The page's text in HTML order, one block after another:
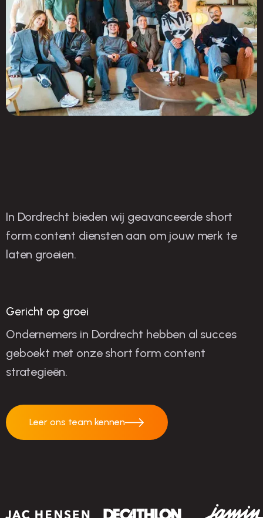
O
nze strategieën voor
succes
In Dordrecht bieden wij geavanceerde short
form content diensten aan om jouw merk te
laten groeien.
Gericht op groei
Ondernemers in Dordrecht hebben al succes
geboekt met onze short form content
strategieën.
Leer ons team kennen